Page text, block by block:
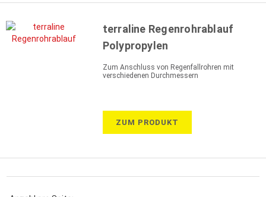
terraline Regenrohrablauf
Polypropylen
Zum Anschluss von Regenfallrohren mit
verschiedenen Durchmessern
ZUM PRODUKT